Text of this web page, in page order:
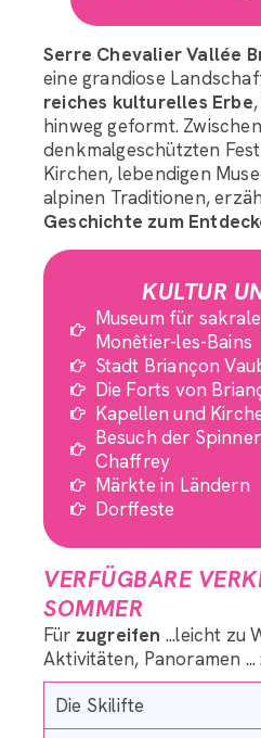
Serre Chevalier Vallée
eine grandiose
reiches kulturelles Erbe
hinweg geformt. Zwischen
denkmalgeschützten
Kirchen, lebendigen
alpinen Traditionen,
Geschichte zum
KULTUR
Museum für
Monêtier-les-Bains
Stadt Briançon
Die Forts von
Kapellen und
Besuch der
Chaffrey
Märkte in Ländern
Dorffeste
VERFÜGBARE
SOMMER
Für zugreifen ...leicht zu
Aktivitäten, Panoramen ...
Die Skilifte